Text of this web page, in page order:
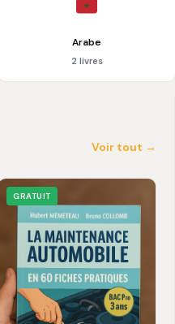
Arabe
2 livres
Voir tout →
GRATUIT